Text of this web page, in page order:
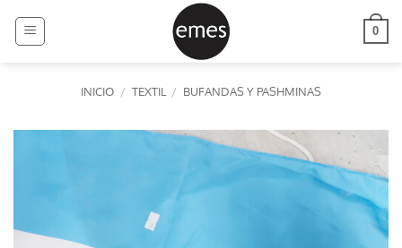
0
INICIO / TEXTIL / BUFANDAS Y PASHMINAS